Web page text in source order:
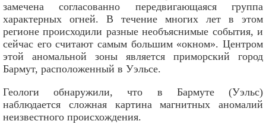
замечена согласованно передвигающаяся группа
характерных огней. В течение многих лет в этом
регионе происходили разные необъяснимые события, и
сейчас его считают самым большим «окном». Центром
этой аномальной зоны является приморский город
Бармут, расположенный в Уэльсе.
Геологи обнаружили, что в Бармуте (Уэльс)
наблюдается сложная картина магнитных аномалий
неизвестного происхождения.